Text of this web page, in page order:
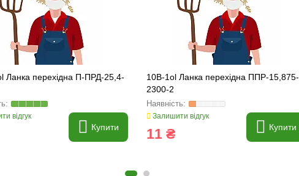
Ланка перехідна П-ПРД-25,4-
відгук
Купити
10B-1ol Ланка перехідна ППР-15,875-
2300-2
Залишити відгук
11 ₴ Купити